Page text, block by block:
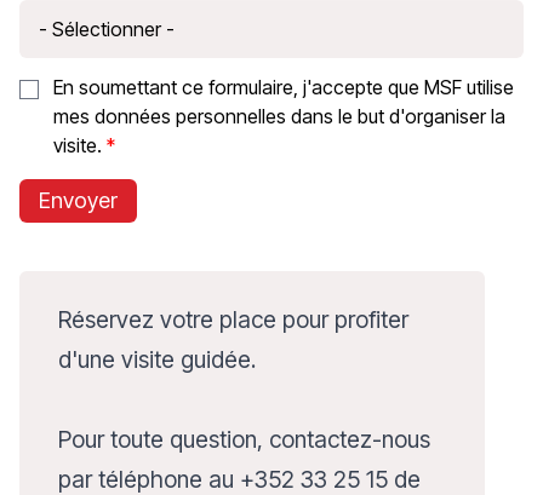
En soumettant ce formulaire, j'accepte que MSF utilise
mes données personnelles dans le but d'organiser la
visite.
Envoyer
Réservez votre place pour profiter
d'une visite guidée.
Pour toute question, contactez-nous
par téléphone au +352 33 25 15 de